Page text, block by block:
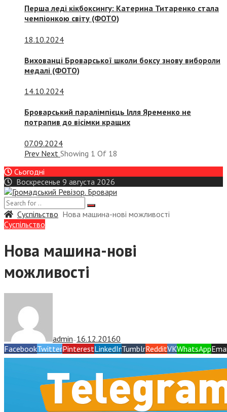
Перша леді кікбоксингу: Катерина Титаренко стала
чемпіонкою світу (ФОТО)
18.10.2024
Вихованці Броварської школи боксу знову вибороли
медалі (ФОТО)
14.10.2024
Броварський паралімпієць Ілля Яременко не
потрапив до вісімки кращих
07.09.2024
Prev Next Showing 1 Of 18
Сьогодні
Воскресенье 9 августа 2026
Суспiльство Нова машина-нові можливості
Суспiльство
Нова машина-нові
можливості
admin — 16.12.20160
FacebookTwitterPinterestLinkedInTumblrRedditVKWhatsApp